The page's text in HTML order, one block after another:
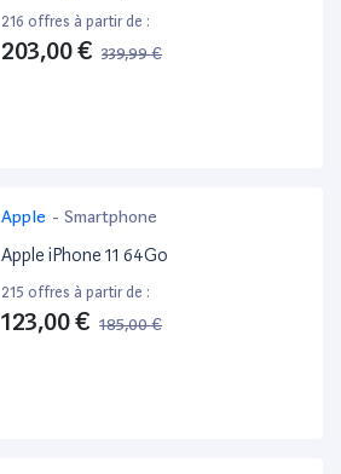
216 offres à partir de :
203,00 € 339,99 €
Apple - Smartphone
Apple iPhone 11 64Go
215 offres à partir de :
123,00 € 185,00 €